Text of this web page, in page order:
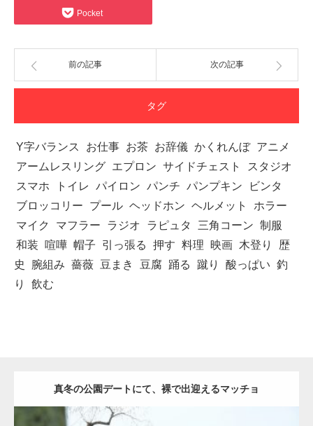
Pocket
前の記事 次の記事
タグ
Y字バランス お仕事 お茶 お辞儀 かくれんぼ アニメ
アームレスリング エプロン サイドチェスト
スタジオ
スマホ
トイレ パイロン パンチ パンプキン
ビンタ
ブロッコリー
プール ヘッドホン ヘルメット
ホラー
マイク
マフラー ラジオ ラピュタ 三角コーン 制服
和装
喧嘩 帽子 引っ張る 押す 料理 映画 木登り
歴
史
腕組み 薔薇 豆まき 豆腐 踊る 蹴り 酸っぱい 釣
り
飲む
真冬の公園デートにて、裸で出迎えるマッチョ